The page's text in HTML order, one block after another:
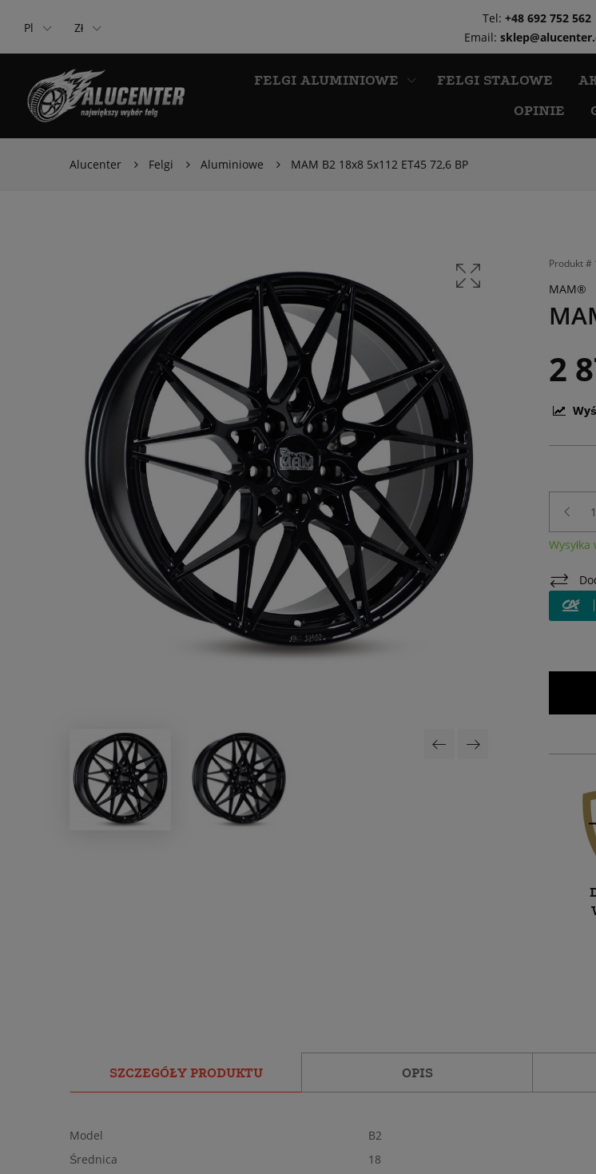
Pl Zł
Tel: +48 692 752 562
Email:
FELGI ALUMINIOWE FELGI STALOWE
OPINIE
Alucenter Felgi Aluminiowe MAM B2 18x8 5x112 ET45 72,6 BP
Produkt #
MAM®
2
SZCZEGÓŁY PRODUKTU OPIS
Model
B2
Średnica
18